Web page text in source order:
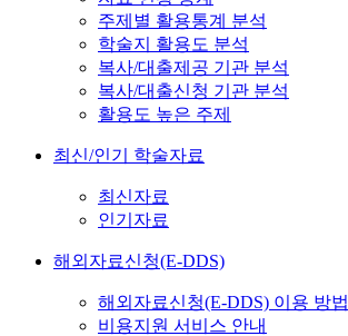
주제별 활용통계 분석
학술지 활용도 분석
복사/대출제공 기관 분석
복사/대출신청 기관 분석
활용도 높은 주제
최신/인기 학술자료
최신자료
인기자료
해외자료신청(E-DDS)
해외자료신청(E-DDS) 이용 방법
비용지원 서비스 안내